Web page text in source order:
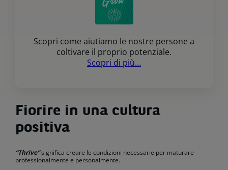
Scopri come aiutiamo le nostre persone a
coltivare il proprio potenziale.
Scopri di più…
Fiorire in una cultura
positiva
“Thrive”significa creare le condizioni necessarie per maturare
professionalmente e personalmente.